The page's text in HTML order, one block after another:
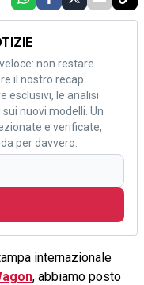
non restare
il nostro recap
esclusivi, le analisi
nuovi modelli. Un
e verificate,
per davvero.
internazionale
, abbiamo posto